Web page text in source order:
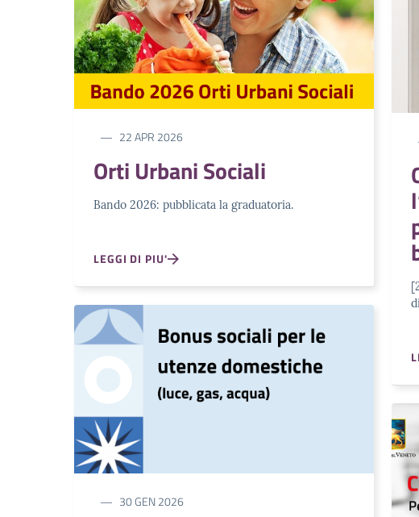
22 APR 2026
Orti Urbani Sociali
Bando 2026: pubblicata la graduatoria.
LEGGI DI PIU'
30 GEN 2026